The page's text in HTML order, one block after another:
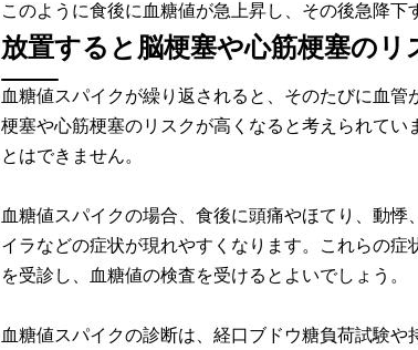
このように食後に血糖値が急上昇し、その後急降下
放置すると脳梗塞や心筋梗塞のリ
血糖値スパイクが繰り返されると、そのたびに血
梗塞や心筋梗塞のリスクが高くなると考えられて
とはできません。
血糖値スパイクの場合、食後に頭痛やほてり、動
イラなどの症状が現れやすくなります。これらの
を受診し、血糖値の検査を受けるとよいでしょう。
血糖値スパイクの診断は、経口ブドウ糖負荷試験